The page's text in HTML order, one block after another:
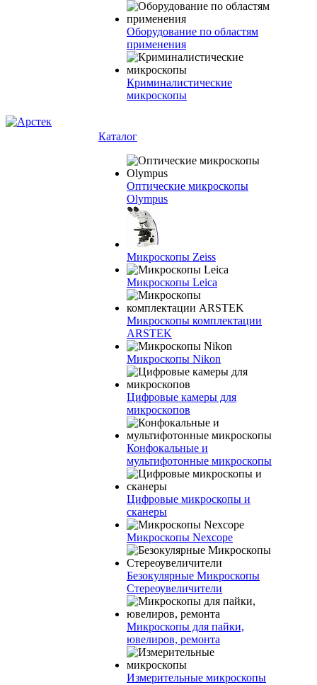
Оборудование по областям
применения
Криминалистические
микроскопы
Каталог
Оптические микроскопы
Olympus
Микроскопы Zeiss
Микроскопы Leica
Микроскопы комплектации
ARSTEK
Микроскопы Nikon
Цифровые камеры для
микроскопов
Конфокальные и
мультифотонные микроскопы
Цифровые микроскопы и
сканеры
Микроскопы Nexcope
Безокулярные Микроскопы
Стереоувеличители
Микроскопы для пайки,
ювелиров, ремонта
Измерительные микроскопы